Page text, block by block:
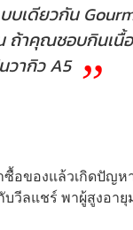
บเดียวกัน
ถ้าคุณชอบกินเนื้
ากิว A5
อของแล้วเกิดปัญ
วีลแชร์ พาผู้สูงอา